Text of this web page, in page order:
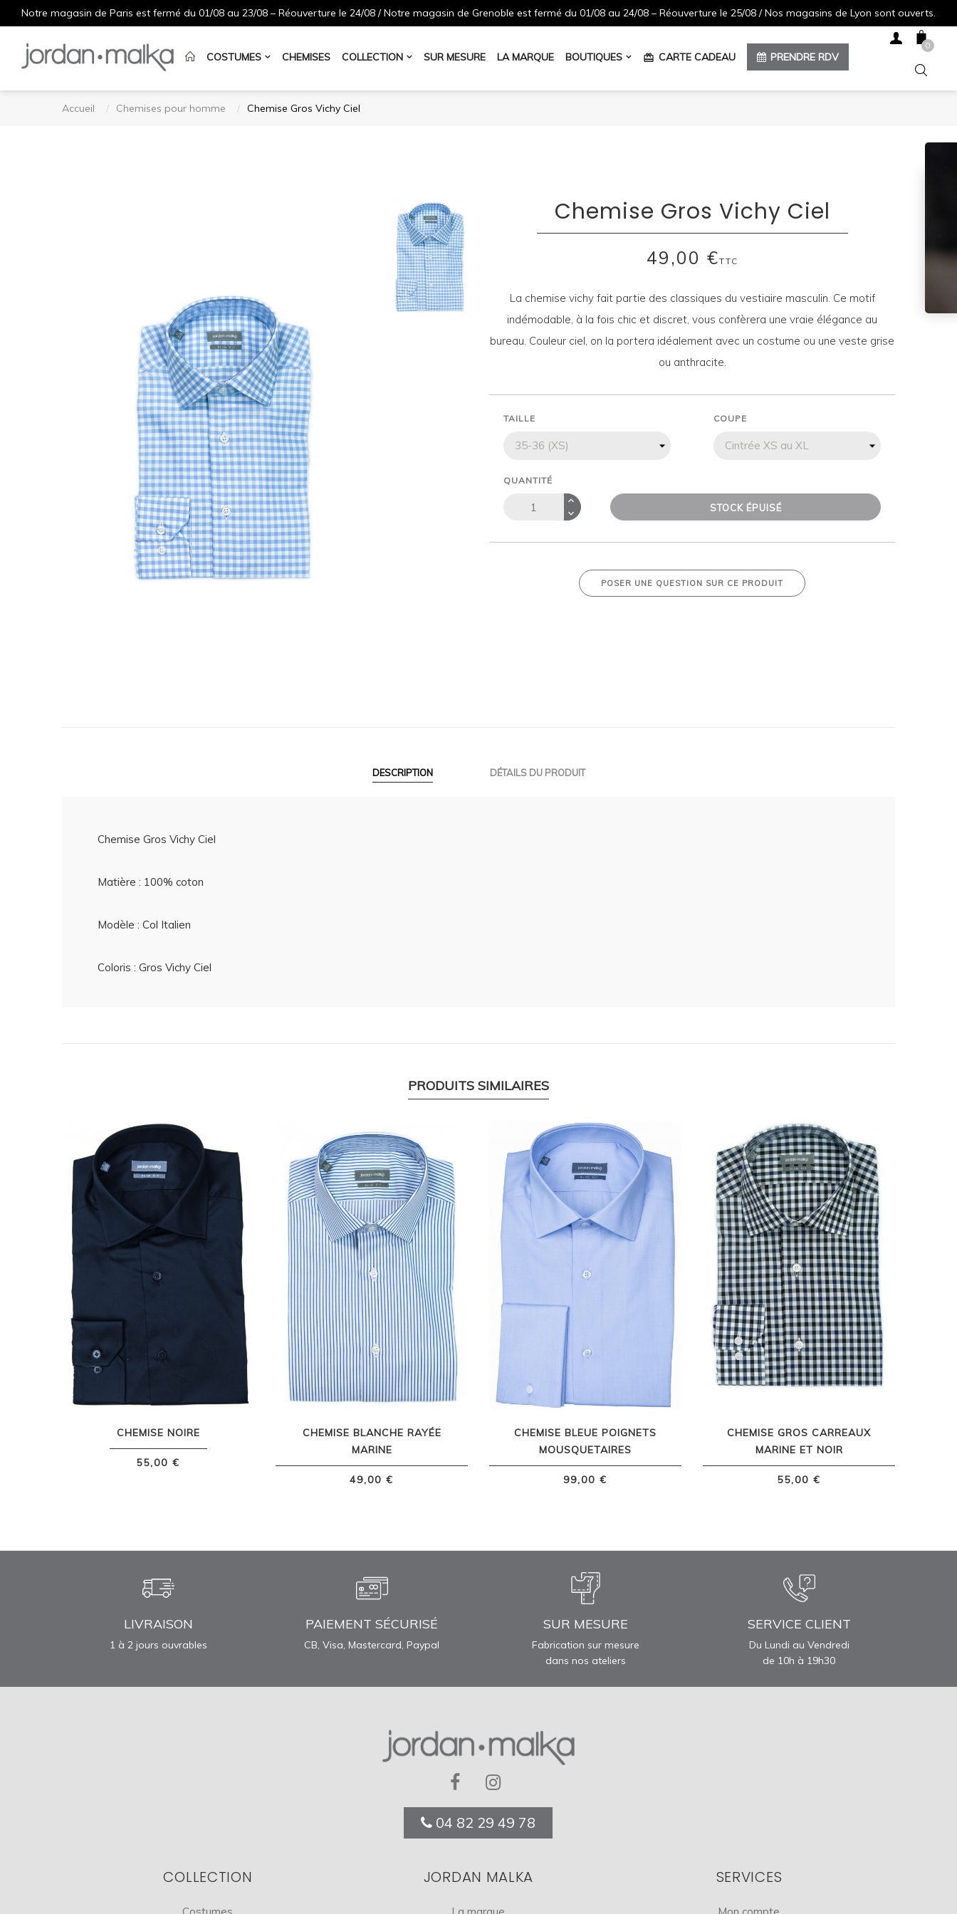
Notre magasin de Paris est fermé du 01/08 au 23/08 – Réouverture le 24/08 / Notre magasin de Grenoble est fermé du 01/08 au 24/08 – Réouverture le 25/08 / Nos magasins de Lyon sont ouverts.
COSTUMES CHEMISES COLLECTION SUR MESURE LA MARQUE BOUTIQUES redeem CARTE CADEAU PRENDRE RDV
0
Accueil Chemises pour homme Chemise Gros Vichy Ciel
Chemise Gros Vichy Ciel
49,00 €TTC
La chemise vichy fait partie des classiques du vestiaire masculin. Ce motif
indémodable, à la fois chic et discret, vous confèrera une vraie élégance au
bureau. Couleur ciel, on la portera idéalement avec un costume ou une veste grise
ou anthracite.
TAILLE COUPE
QUANTITÉ
STOCK ÉPUISÉ
POSER UNE QUESTION SUR CE PRODUIT
DESCRIPTION DÉTAILS DU PRODUIT
Chemise Gros Vichy Ciel
Matière : 100% coton
Modèle : Col Italien
Coloris : Gros Vichy Ciel
PRODUITS SIMILAIRES
CHEMISE NOIRE
55,00 €
CHEMISE BLANCHE RAYÉE
MARINE
49,00 €
CHEMISE BLEUE POIGNETS
MOUSQUETAIRES
99,00 €
CHEMISE GROS CARREAUX
MARINE ET NOIR
55,00 €
LIVRAISON
1 à 2 jours ouvrables
PAIEMENT SÉCURISÉ
CB, Visa, Mastercard, Paypal
SUR MESURE
Fabrication sur mesure
dans nos ateliers
SERVICE CLIENT
Du Lundi au Vendredi
de 10h à 19h30
04 82 29 49 78
COLLECTION JORDAN MALKA SERVICES